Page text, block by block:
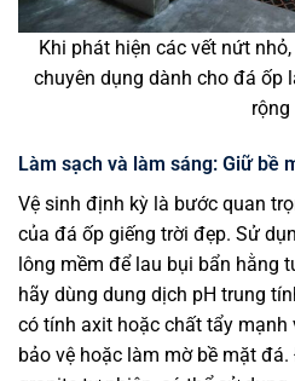
Khi phát hiện các vết nứt
chuyên dụng dành cho đá ốp
rộng
Làm sạch và làm sáng: Giữ bề
Vệ sinh định kỳ là bước quan
của đá ốp giếng trời đẹp. Sử
lông mềm để lau bụi bẩn hằng
hãy dùng dung dịch pH trung
có tính axit hoặc chất tẩy
bảo vệ hoặc làm mờ bề mặt